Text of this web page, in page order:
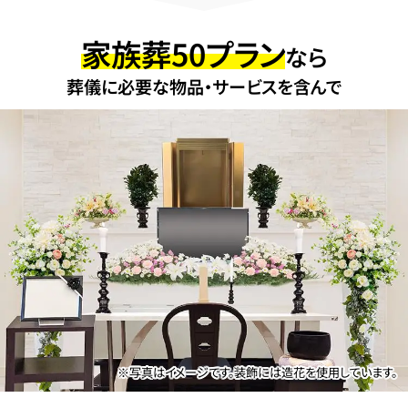
家族葬50プランなら
葬儀に必要な物品・サービスを含んで
※写真はイメージです。装飾には造花を使用しています。